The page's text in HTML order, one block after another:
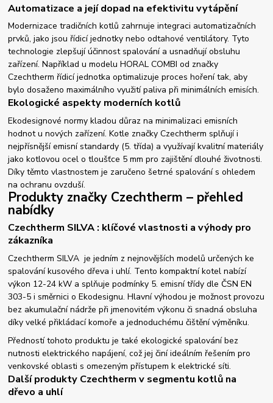
Automatizace a její dopad na efektivitu vytápění
Modernizace tradičních kotlů zahrnuje integraci automatizačních
prvků, jako jsou řídicí jednotky nebo odtahové ventilátory. Tyto
technologie zlepšují účinnost spalování a usnadňují obsluhu
zařízení. Například u modelu HORAL COMBI od značky
Czechtherm řídicí jednotka optimalizuje proces hoření tak, aby
bylo dosaženo maximálního využití paliva při minimálních emisích.
Ekologické aspekty moderních kotlů
Ekodesignové normy kladou důraz na minimalizaci emisních
hodnot u nových zařízení. Kotle značky Czechtherm splňují i
nejpřísnější emisní standardy (5. třída) a využívají kvalitní materiály
jako kotlovou ocel o tloušťce 5 mm pro zajištění dlouhé životnosti.
Díky těmto vlastnostem je zaručeno šetrné spalování s ohledem
na ochranu ovzduší.
Produkty značky Czechtherm – přehled
nabídky
Czechtherm SILVA : klíčové vlastnosti a výhody pro
zákazníka
Czechtherm SILVA je jedním z nejnovějších modelů určených ke
spalování kusového dřeva i uhlí. Tento kompaktní kotel nabízí
výkon 12-24 kW a splňuje podmínky 5. emisní třídy dle ČSN EN
303-5 i směrnici o Ekodesignu. Hlavní výhodou je možnost provozu
bez akumulační nádrže při jmenovitém výkonu či snadná obsluha
díky velké přikládací komoře a jednoduchému čištění výměníku.
Předností tohoto produktu je také ekologické spalování bez
nutnosti elektrického napájení, což jej činí ideálním řešením pro
venkovské oblasti s omezeným přístupem k elektrické síti.
Další produkty Czechtherm v segmentu kotlů na
dřevo a uhlí